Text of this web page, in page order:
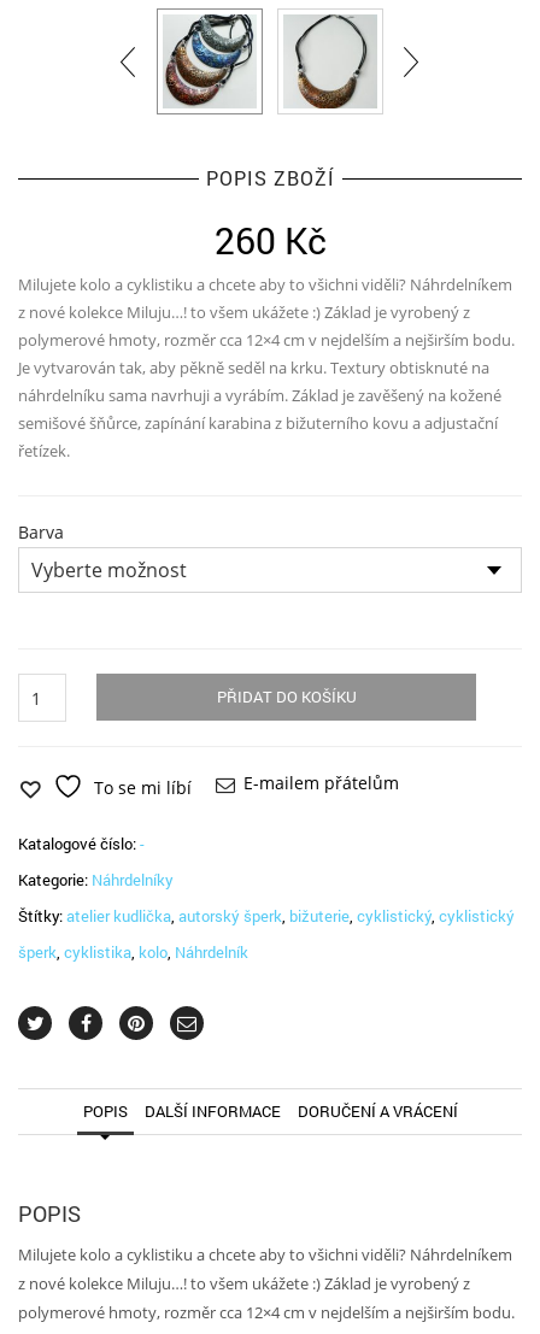
POPIS ZBOŽÍ
260 Kč
Milujete kolo a cyklistiku a chcete aby to všichni viděli? Náhrdelníkem
z nové kolekce Miluju…! to všem ukážete :) Základ je vyrobený z
polymerové hmoty, rozměr cca 12×4 cm v nejdelším a nejširším bodu.
Je vytvarován tak, aby pěkně seděl na krku. Textury obtisknuté na
náhrdelníku sama navrhuji a vyrábím. Základ je zavěšený na kožené
semišové šňůrce, zapínání karabina z bižuterního kovu a adjustační
řetízek.
Barva
-
kolo
PŘIDAT DO KOŠÍKU
To se mi líbí E-mailem přátelům
Katalogové číslo:-
Kategorie: Náhrdelníky
Štítky:atelier kudlička, autorský šperk, bižuterie, cyklistický, cyklistický
šperk, cyklistika, kolo, Náhrdelník
POPIS DALŠÍ INFORMACE DORUČENÍ A VRÁCENÍ
POPIS
Milujete kolo a cyklistiku a chcete aby to všichni viděli? Náhrdelníkem
z nové kolekce Miluju…! to všem ukážete :) Základ je vyrobený z
polymerové hmoty, rozměr cca 12×4 cm v nejdelším a nejširším bodu.